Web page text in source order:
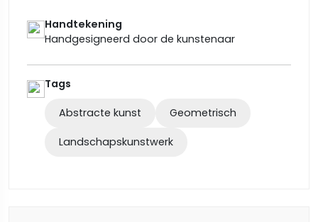
Handtekening
Handgesigneerd door de kunstenaar
Tags
Abstracte kunst Geometrisch
Landschapskunstwerk